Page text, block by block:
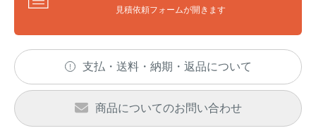
見積依頼フォームが開きます
支払・送料・納期・返品について
商品についてのお問い合わせ
閉じる